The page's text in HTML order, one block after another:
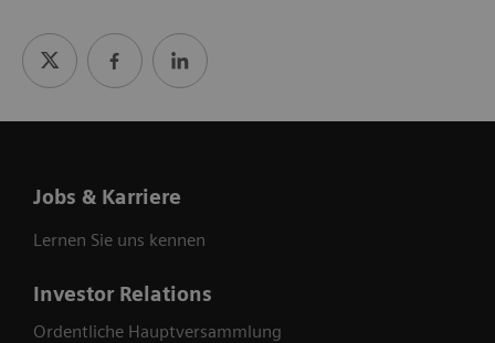
Jobs & Karriere
Lernen Sie uns kennen
Investor Relations
Ordentliche Hauptversammlung